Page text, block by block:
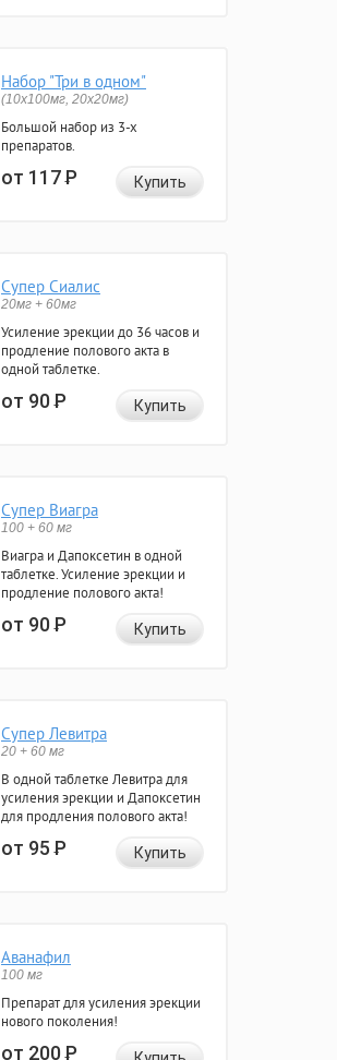
Набор "Три в одном"
(10x100мг, 20x20мг)
Большой набор из 3-х
препаратов.
от 117Р Купить
Супер Сиалис
20мг + 60мг
Усиление эрекции до 36 часов и
продление полового акта в
одной таблетке.
от 90Р Купить
Супер Виагра
100 + 60 мг
Виагра и Дапоксетин в одной
таблетке. Усиление эрекции и
продление полового акта!
от 90Р Купить
Супер Левитра
20 + 60 мг
В одной таблетке Левитра для
усиления эрекции и Дапоксетин
для продления полового акта!
от 95Р Купить
Аванафил
100 мг
Препарат для усиления эрекции
нового поколения!
от 200Р